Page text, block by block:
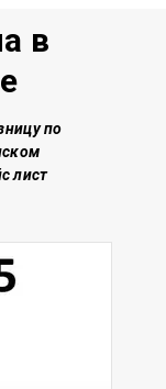
в
по
лист